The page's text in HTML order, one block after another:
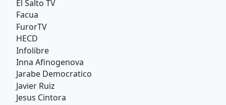
El Salto TV
Facua
FurorTV
HECD
Infolibre
Inna Afinogenova
Jarabe Democratico
Javier Ruiz
Jesus Cintora